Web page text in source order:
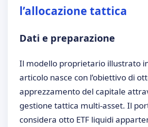
l’allocazione tattica
Dati e preparazione
Il modello proprietario illustrato
articolo nasce con l’obiettivo di
apprezzamento del capitale
gestione tattica multi-asset. Il
considera otto ETF liquidi